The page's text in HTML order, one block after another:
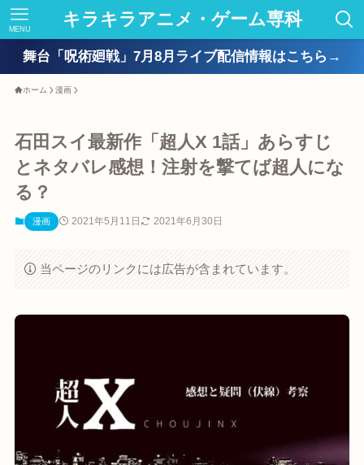
キラキラアニメ・ゲーム専科
MENU
舞台「呪術廻戦」7月8月ライブ配信情報はこちら→
ホーム 漫画
石田スイ最新作「超人X 1話」あらすじ
とネタバレ感想！注射を撃てば超人にな
る？
漫画 2021年5月11日 2021年6月30日
当ページのリンクには広告が含まれています。